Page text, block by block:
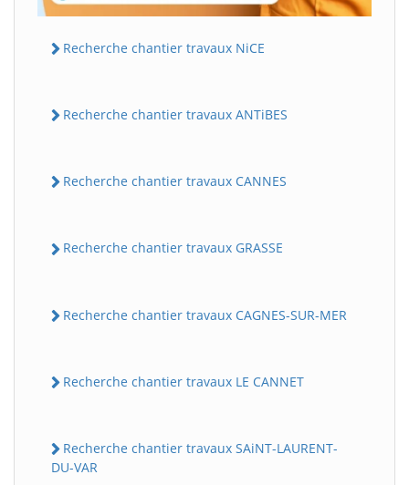
Recherche chantier travaux NiCE
Recherche chantier travaux ANTiBES
Recherche chantier travaux CANNES
Recherche chantier travaux GRASSE
Recherche chantier travaux CAGNES-SUR-MER
Recherche chantier travaux LE CANNET
Recherche chantier travaux SAiNT-LAURENT-
DU-VAR